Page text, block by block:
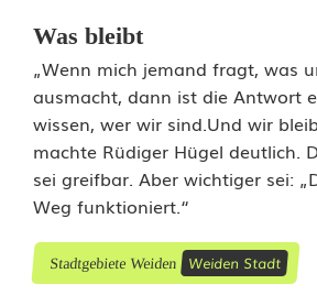
Was bleibt
„Wenn mich jemand fragt, was
ausmacht, dann ist die Antwort
wissen, wer wir sind.Und wir
machte Rüdiger Hügel deutlich.
sei greifbar. Aber wichtiger sei:
Weg funktioniert.“
Stadtgebiete Weiden Weiden Stadt